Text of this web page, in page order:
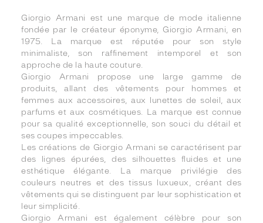
Giorgio Armani est une marque de mode italienne
fondée par le créateur éponyme, Giorgio Armani, en
1975. La marque est réputée pour son style
minimaliste, son raffinement intemporel et son
approche de la haute couture.
Giorgio Armani propose une large gamme de
produits, allant des vêtements pour hommes et
femmes aux accessoires, aux lunettes de soleil, aux
parfums et aux cosmétiques. La marque est connue
pour sa qualité exceptionnelle, son souci du détail et
ses coupes impeccables.
Les créations de Giorgio Armani se caractérisent par
des lignes épurées, des silhouettes fluides et une
esthétique élégante. La marque privilégie des
couleurs neutres et des tissus luxueux, créant des
vêtements qui se distinguent par leur sophistication et
leur simplicité.
Giorgio Armani est également célèbre pour son